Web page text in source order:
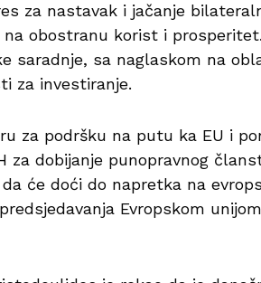
za nastavak i jačanje
na obostranu korist i
saradnje, sa naglaskom na
za investiranje.
za podršku na putu ka EU i
dobijanje punopravnog
će doći do napretka na
Evropskom